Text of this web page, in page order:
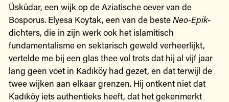
Üsküdar, een wijk op de Aziatische oever van de
Bosporus. Elyesa Koytak, een van de besteNeo-Epik-
dichters, die in zijn werk ook het islamitisch
fundamentalisme en sektarisch geweld verheerlijkt,
vertelde me bij een glas thee vol trots dat hij al vijf jaar
lang geen voet in Kadıköy had gezet, en dat terwijl de
twee wijken aan elkaar grenzen. Hij ontkent niet dat
Kadıköy iets authentieks heeft, dat het gekenmerkt